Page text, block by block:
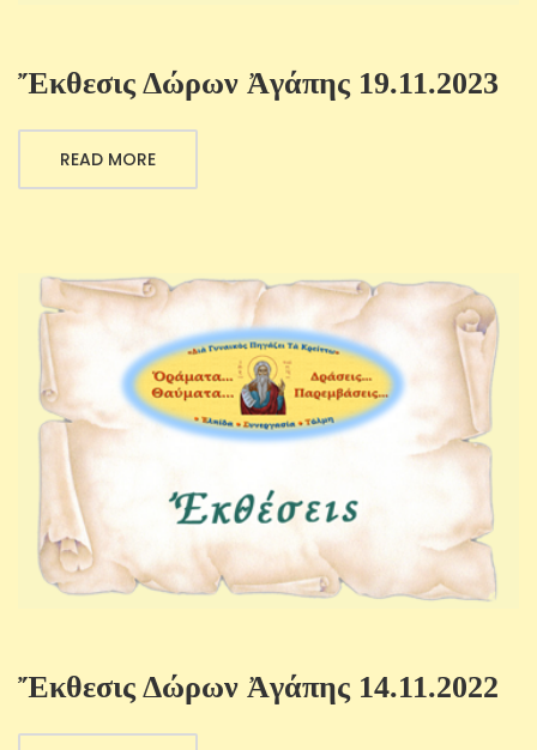
Ἔκθεσις Δώρων Ἀγάπης 19.11.2023
READ MORE
Ἔκθεσις Δώρων Ἀγάπης 14.11.2022